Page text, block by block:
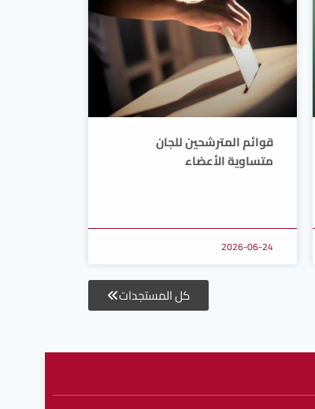
قوائم المترشحين للجان
متساوية الأعضاء
2026-06-24
كل المستجدات